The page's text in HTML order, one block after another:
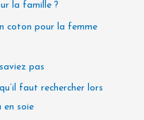
la famille ?
coton pour la femme
pas
faut rechercher lors
en soie